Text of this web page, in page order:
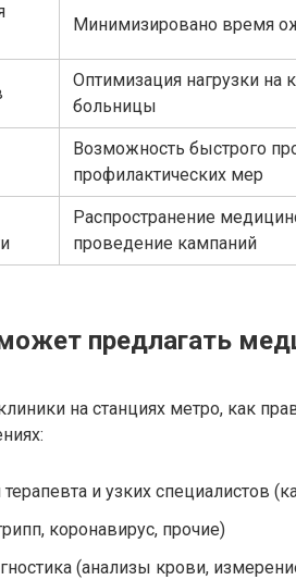
Минимизировано время
Оптимизация нагрузки на
больницы
Возможность быстрого
профилактических мер
Распространение
проведение кампаний
предлагать
на станциях метро, как
и узких специалистов
коронавирус, прочие)
(анализы крови,